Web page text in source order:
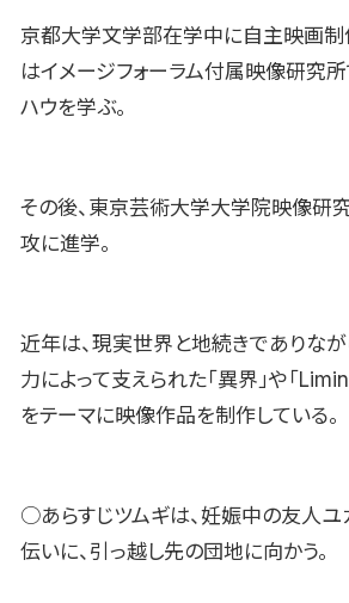
京都大学文学部在学中に自主映画制
はイメージフォーラム付属映像研究
ハウを学ぶ。
その後、東京芸術大学大学院映像研
攻に進学。
近年は、現実世界と地続きでありなが
力によって支えられた「異界」や「
をテーマに映像作品を制作している。
○あらすじツムギは、妊娠中の友人ユ
伝いに、引っ越し先の団地に向かう。